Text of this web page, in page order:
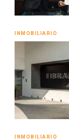
INMOBILIARIO
INMOBILIARIO